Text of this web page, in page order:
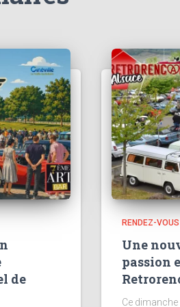
de
RENDEZ-
Une
passion
Ce